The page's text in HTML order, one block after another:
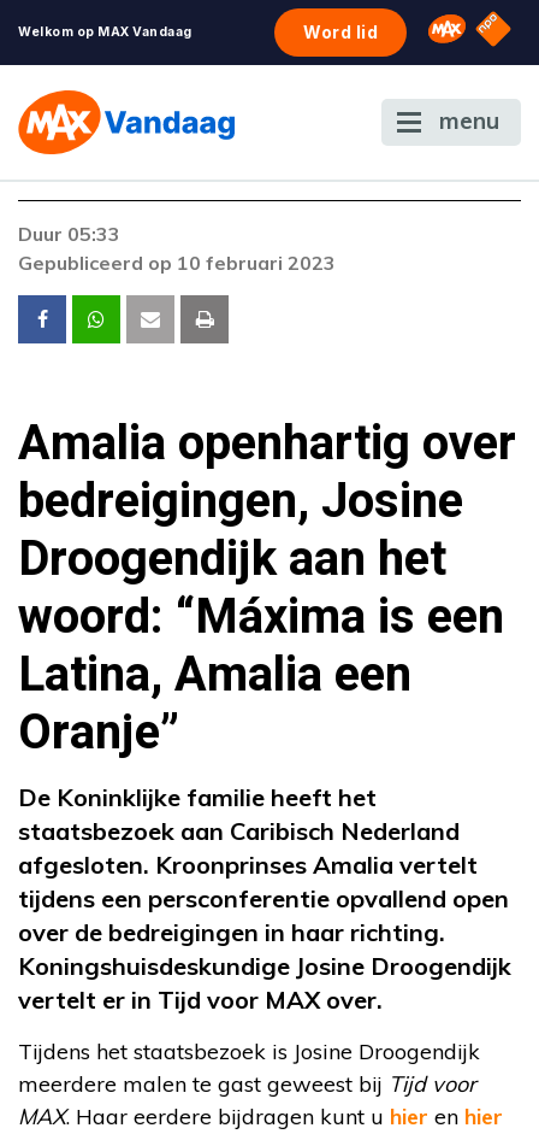
Welkom op MAX Vandaag Word lid Omroep
NPO
menu
De gewenste stream is op dit moment niet
voordoen, neem dan contact op met onze
klantenservice.
Duur 05:33
Gepubliceerd op 10 februari 2023
Amalia openhartig over
bedreigingen, Josine
Droogendijk aan het
woord: “Máxima is een
Latina, Amalia een
Oranje”
De Koninklijke familie heeft het
staatsbezoek aan Caribisch Nederland
afgesloten. Kroonprinses Amalia vertelt
tijdens een persconferentie opvallend open
over de bedreigingen in haar richting.
Koningshuisdeskundige Josine Droogendijk
vertelt er in Tijd voor MAX over.
Tijdens het staatsbezoek is Josine Droogendijk
meerdere malen te gast geweest bij Tijd voor
MAX. Haar eerdere bijdragen kunt u hier en hier